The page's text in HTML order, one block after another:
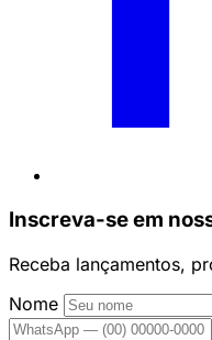
Inscreva-se em
Receba lançamentos,
Nome